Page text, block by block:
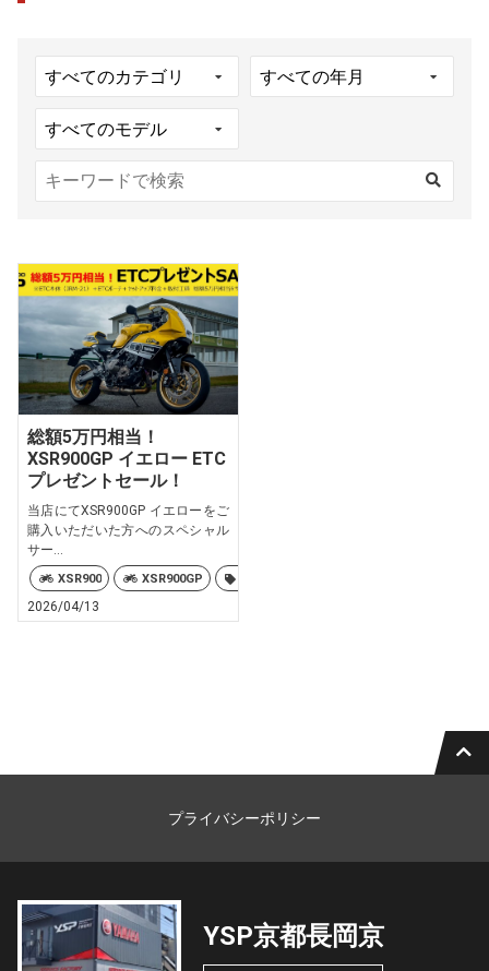
総額5万円相当！
XSR900GP イエロー ETC
プレゼントセール！
当店にてXSR900GP イエローをご
購入いただいた方へのスペシャル
サー...
XSR900 XSR900GP
2026/04/13
プライバシーポリシー
YSP京都長岡京